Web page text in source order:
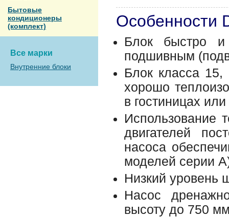
Бытовые
кондиционеры
(комплект)
Все марки
Внутренние блоки
Особенности
Блок быстро и
подшивным
Блок класса
хорошо
в гостиницах
Использование
двигателей
насоса
моделей серии
Низкий уровень
Насос
высоту до 750